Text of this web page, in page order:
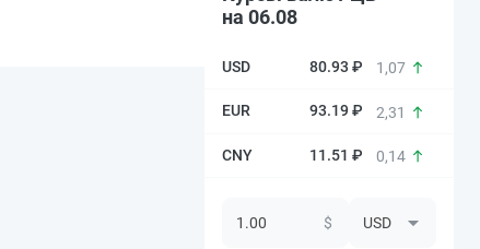
на 06.08
80.93 ₽ 1,07
93.19 ₽ 2,31
11.51 ₽ 0,14
$